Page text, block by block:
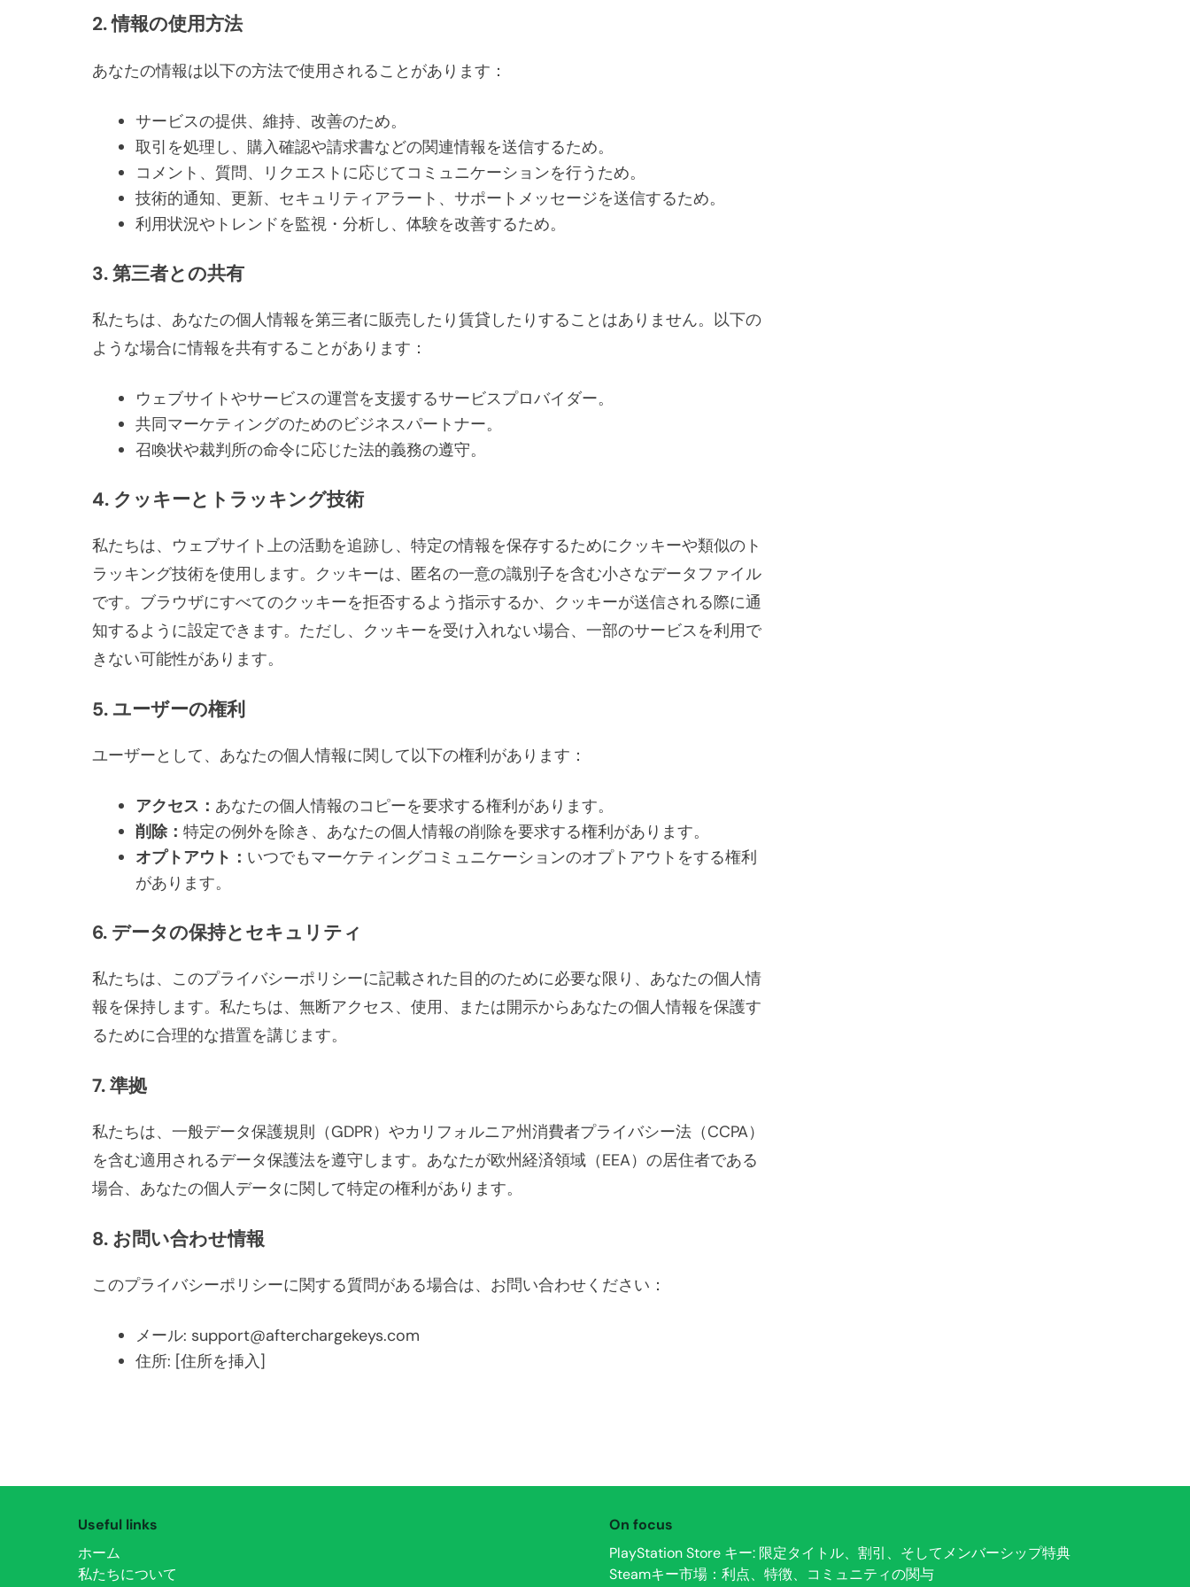
2. 情報の使用方法
あなたの情報は以下の方法で使用されることがあります：
サービスの提供、維持、改善のため。
取引を処理し、購入確認や請求書などの関連情報を送信するため。
コメント、質問、リクエストに応じてコミュニケーションを行うため。
技術的通知、更新、セキュリティアラート、サポートメッセージを送信するため。
利用状況やトレンドを監視・分析し、体験を改善するため。
3. 第三者との共有
私たちは、あなたの個人情報を第三者に販売したり賃貸したりすることはありません。以下の
ような場合に情報を共有することがあります：
ウェブサイトやサービスの運営を支援するサービスプロバイダー。
共同マーケティングのためのビジネスパートナー。
召喚状や裁判所の命令に応じた法的義務の遵守。
4. クッキーとトラッキング技術
私たちは、ウェブサイト上の活動を追跡し、特定の情報を保存するためにクッキーや類似のト
ラッキング技術を使用します。クッキーは、匿名の一意の識別子を含む小さなデータファイル
です。ブラウザにすべてのクッキーを拒否するよう指示するか、クッキーが送信される際に通
知するように設定できます。ただし、クッキーを受け入れない場合、一部のサービスを利用で
きない可能性があります。
5. ユーザーの権利
ユーザーとして、あなたの個人情報に関して以下の権利があります：
アクセス： あなたの個人情報のコピーを要求する権利があります。
削除： 特定の例外を除き、あなたの個人情報の削除を要求する権利があります。
オプトアウト： いつでもマーケティングコミュニケーションのオプトアウトをする権利
があります。
6. データの保持とセキュリティ
私たちは、このプライバシーポリシーに記載された目的のために必要な限り、あなたの個人情
報を保持します。私たちは、無断アクセス、使用、または開示からあなたの個人情報を保護す
るために合理的な措置を講じます。
7. 準拠
私たちは、一般データ保護規則（GDPR）やカリフォルニア州消費者プライバシー法（CCPA）
を含む適用されるデータ保護法を遵守します。あなたが欧州経済領域（EEA）の居住者である
場合、あなたの個人データに関して特定の権利があります。
8. お問い合わせ情報
このプライバシーポリシーに関する質問がある場合は、お問い合わせください：
メール: support@afterchargekeys.com
住所: [住所を挿入]
Useful links
ホーム
私たちについて
On focus
PlayStation Store キー: 限定タイトル、割引、そしてメンバーシップ特典
Steamキー市場：利点、特徴、コミュニティの関与